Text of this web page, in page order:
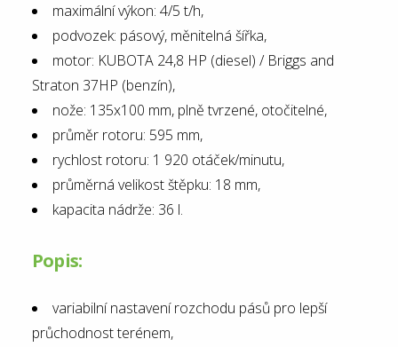
maximální výkon: 4/5 t/h,
podvozek: pásový, měnitelná šířka,
motor: KUBOTA 24,8 HP (diesel) / Briggs and
Straton 37HP (benzín),
nože: 135x100 mm, plně tvrzené, otočitelné,
průměr rotoru: 595 mm,
rychlost rotoru: 1 920 otáček/minutu,
průměrná velikost štěpku: 18 mm,
kapacita nádrže: 36 l.
Popis:
variabilní nastavení rozchodu pásů pro lepší
průchodnost terénem,